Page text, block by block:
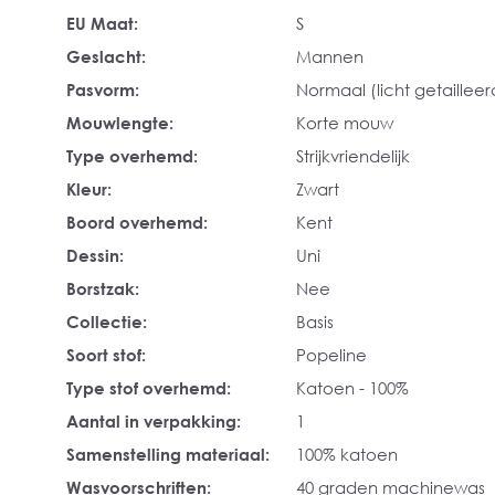
EU Maat:
S
Geslacht:
Mannen
Pasvorm:
Normaal (licht
Mouwlengte:
Korte mouw
Type overhemd:
Strijkvriendelijk
Kleur:
Zwart
Boord overhemd:
Kent
Dessin:
Uni
Borstzak:
Nee
Collectie:
Basis
Soort stof:
Popeline
Type stof overhemd:
Katoen - 100%
Aantal in verpakking:
1
Samenstelling materiaal:
100% katoen
Wasvoorschriften:
40 graden machinewas